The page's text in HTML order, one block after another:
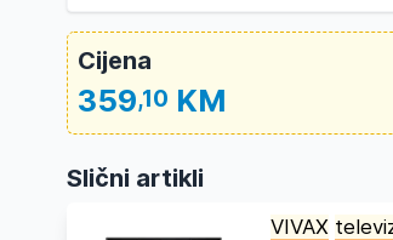
Cijena
359,10 KM
Slični artikli
VIVAX